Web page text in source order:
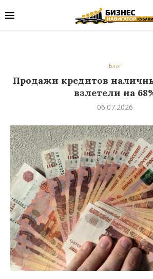
Блог
Продажи кредитов
взлетели на
06.07.2026